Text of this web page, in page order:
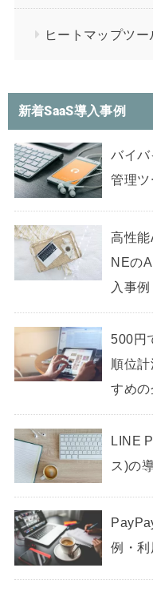
ヒートマップツー
新着SaaS導入事例
バイ
管理
高性
NEの
入事
500円
順位
すめの
LINE
ス)の
例・利